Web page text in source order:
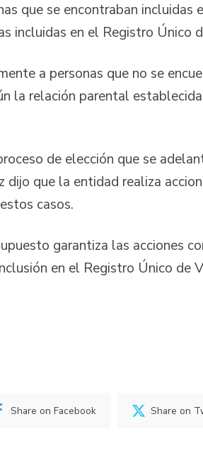
que se encontraban incluidas
incluidas en el Registro Único
a personas que no se
la relación parental
de elección que se
que la entidad realiza
casos.
garantiza las acciones
en el Registro Único de
Share on Facebook Share on